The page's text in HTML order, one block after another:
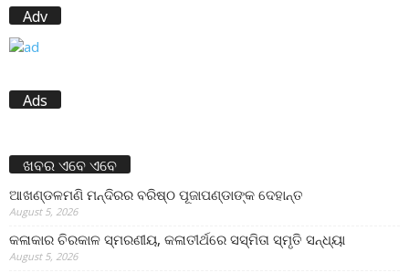
Adv
Ads
ଖବର ଏବେ ଏବେ
ଆଖଣ୍ଡଳମଣି ମନ୍ଦିରର ବରିଷ୍ଠ ପୂଜାପଣ୍ଡାଙ୍କ ଦେହାନ୍ତ
August 5, 2026
କଳାକାର ଚିରକାଳ ସ୍ମରଣୀୟ, କଳାତୀର୍ଥରେ ସସ୍ମିତା ସ୍ମୃତି ସନ୍ଧ୍ୟା
August 5, 2026